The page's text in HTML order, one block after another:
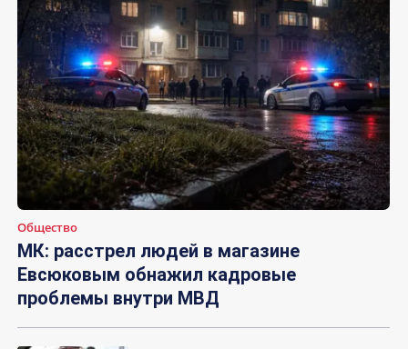
Общество
МК: расстрел людей в магазине
Евсюковым обнажил кадровые
проблемы внутри МВД